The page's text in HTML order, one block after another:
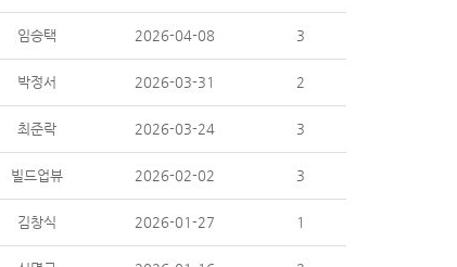
임승택 2026-04-08 3
박정서 2026-03-31 2
최준락 2026-03-24 3
빌드업뷰 2026-02-02 3
김창식 2026-01-27 1